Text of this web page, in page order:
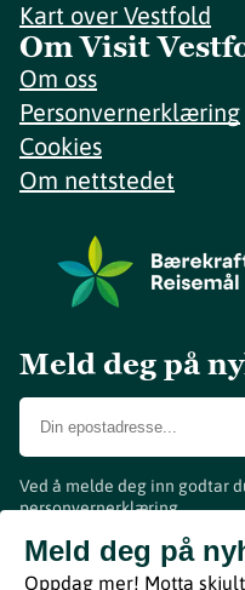
Kart over Vestfold
Om Visit
Om oss
Personvernerklæring
Cookies
Om nettstedet
Meld deg på
Ved å melde deg inn godtar
personvernerklæring.
Meld deg på
Oppdag mer! Motta
www.visitvestfold.com
Turistinformasjon